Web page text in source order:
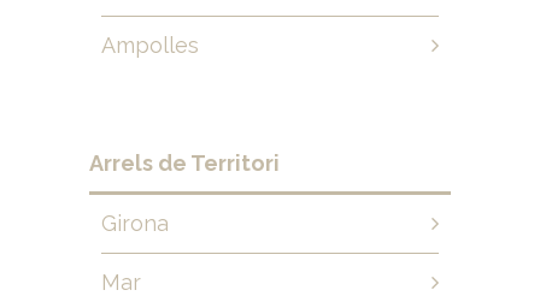
Ampolles
Arrels de Territori
Girona
Mar